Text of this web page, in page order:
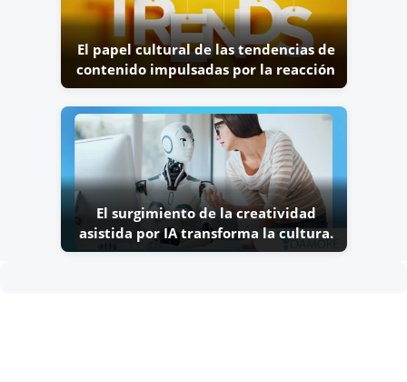
El papel cultural de las tendencias de
contenido impulsadas por la reacción
El surgimiento de la creatividad
asistida por IA transforma la cultura.